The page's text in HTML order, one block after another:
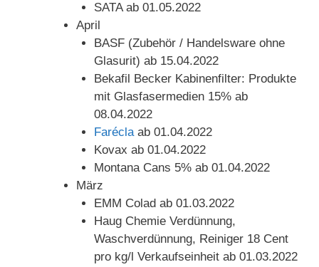
SATA ab 01.05.2022
April
BASF (Zubehör / Handelsware ohne
Glasurit) ab 15.04.2022
Bekafil Becker Kabinenfilter: Produkte
mit Glasfasermedien 15% ab
08.04.2022
Faréclaab 01.04.2022
Kovax ab 01.04.2022
Montana Cans 5% ab 01.04.2022
März
EMM Colad ab 01.03.2022
Haug Chemie Verdünnung,
Waschverdünnung, Reiniger 18 Cent
pro kg/l Verkaufseinheit ab 01.03.2022